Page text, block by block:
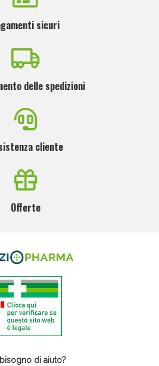
sicuri
delle spedizioni
cliente
Offerte
di aiuto?